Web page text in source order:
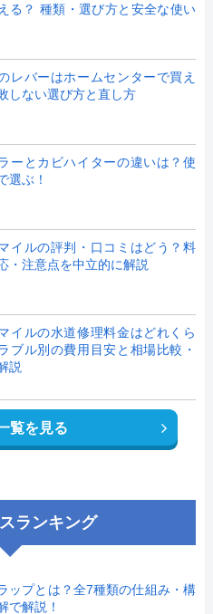
る？ 種類・選び方と安全な使い
レバーはホームセンターで買え
しない選び方と直し方
ーとカビハイターの違いは？使
選ぶ！
イルの評判・口コミはどう？料
・注意点を中立的に解説
イルの水道修理料金はどれくら
ブル別の費用目安と相場比較・
説
覧を見る
ランキング
ップとは？全7種類の仕組み・構
で解説！